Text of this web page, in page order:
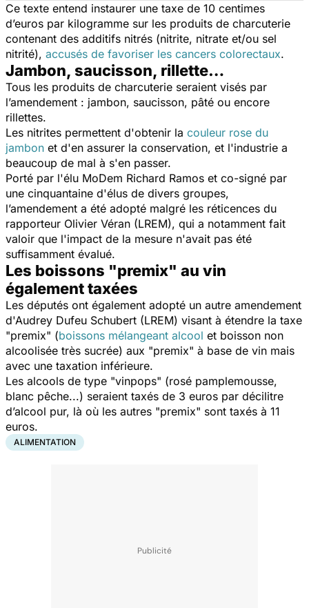
Ce texte entend instaurer une taxe de 10 centimes
d’euros par kilogramme sur les produits de charcuterie
contenant des additifs nitrés (nitrite, nitrate et/ou sel
nitrité), accusés de favoriser les cancers colorectaux.
Jambon, saucisson, rillette…
Tous les produits de charcuterie seraient visés par
l’amendement : jambon, saucisson, pâté ou encore
rillettes.
Les nitrites permettent d'obtenir la couleur rose du
jambon et d'en assurer la conservation, et l'industrie a
beaucoup de mal à s'en passer.
Porté par l'élu MoDem Richard Ramos et co-signé par
une cinquantaine d'élus de divers groupes,
l’amendement a été adopté malgré les réticences du
rapporteur Olivier Véran (LREM), qui a notamment fait
valoir que l'impact de la mesure n'avait pas été
suffisamment évalué.
Les boissons "premix" au vin
également taxées
Les députés ont également adopté un autre amendement
d'Audrey Dufeu Schubert (LREM) visant à étendre la taxe
"premix" (boissons mélangeant alcool et boisson non
alcoolisée très sucrée) aux "premix" à base de vin mais
avec une taxation inférieure.
Les alcools de type "vinpops" (rosé pamplemousse,
blanc pêche...) seraient taxés de 3 euros par décilitre
d’alcool pur, là où les autres "premix" sont taxés à 11
euros.
ALIMENTATION